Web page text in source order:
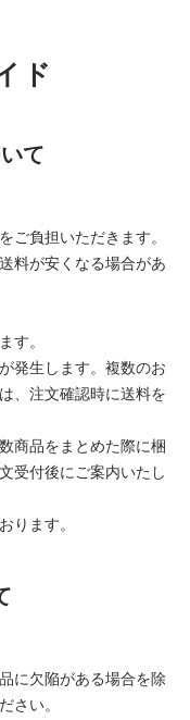
ド
て
ご負担いただきます。
料が安くなる場合があ
す。
発生します。複数のお
、注文確認時に送料を
商品をまとめた際に梱
受付後にご案内いたし
ります。
に欠陥がある場合を除
さい。